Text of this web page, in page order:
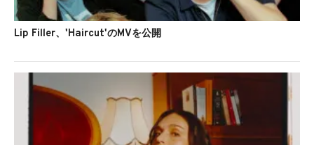
Lip Filler、'Haircut'のMVを公開